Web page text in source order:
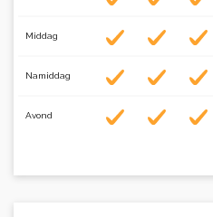
Middag
Namiddag
Avond